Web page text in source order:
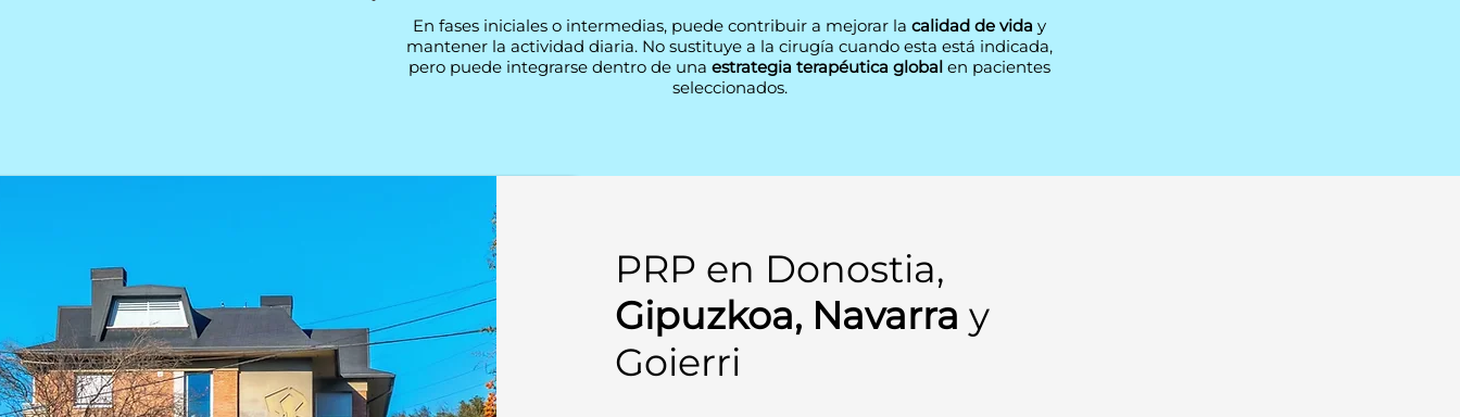
En fases iniciales o intermedias, puede contribuir a mejorar la calidad de vida y
mantener la actividad diaria. No sustituye a la cirugía cuando esta está indicada,
pero puede integrarse dentro de una estrategia terapéutica global en pacientes
seleccionados.
PRP en Donostia,
Gipuzkoa, Navarra y
Goierri